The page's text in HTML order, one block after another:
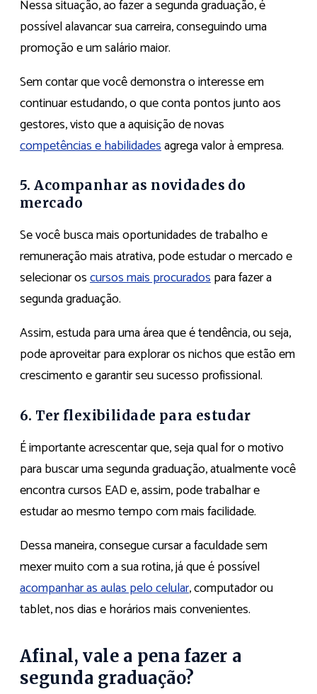
Nessa situação, ao fazer a segunda graduação, é
possível alavancar sua carreira, conseguindo uma
promoção e um salário maior.
Sem contar que você demonstra o interesse em
continuar estudando, o que conta pontos junto aos
gestores, visto que a aquisição de novas
competências e habilidadesagrega valor à empresa.
5. Acompanhar as novidades do
mercado
Se você busca mais oportunidades de trabalho e
remuneração mais atrativa, pode estudar o mercado e
selecionar oscursos mais procuradospara fazer a
segunda graduação.
Assim, estuda para uma área que é tendência, ou seja,
pode aproveitar para explorar os nichos que estão em
crescimento e garantir seu sucesso profissional.
6. Ter flexibilidade para estudar
É importante acrescentar que, seja qual for o motivo
para buscar uma segunda graduação, atualmente você
encontra cursos EAD e, assim, pode trabalhar e
estudar ao mesmo tempo com mais facilidade.
Dessa maneira, consegue cursar a faculdade sem
mexer muito com a sua rotina, já que é possível
acompanhar as aulas pelo celular, computador ou
tablet, nos dias e horários mais convenientes.
Afinal, vale a pena fazer a
segunda graduação?